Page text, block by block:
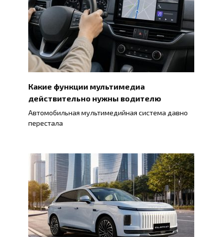
Какие функции мультимедиа
действительно нужны водителю
Автомобильная мультимедийная система давно
перестала